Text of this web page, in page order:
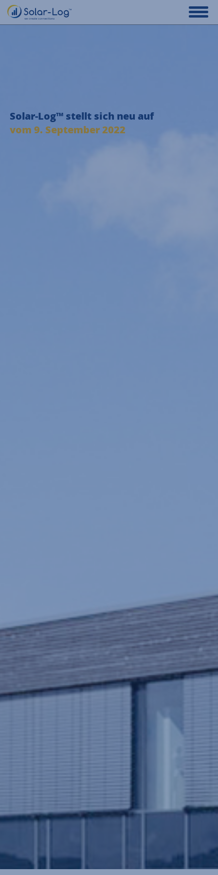
Solar-Log™ stellt sich neu auf
vom 9. September 2022